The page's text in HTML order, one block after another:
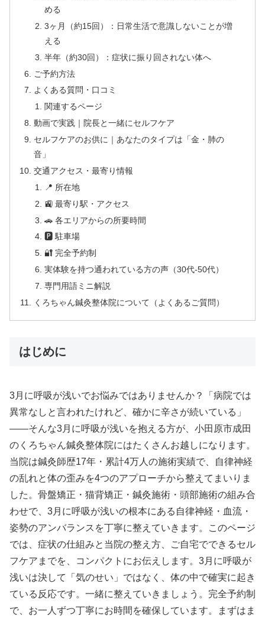
める
3ヶ月（約15回）：日常生活で意識しないことが増
える
半年（約30回）：症状に振り回されない体へ
ご予約方法
よくある質問・口コミ
関連するページ
動画で実践｜院長と一緒にセルフケア
セルフケアのお供に｜あなたのタイプは「金・肺の
音」
交通アクセス・最寄り情報
📍 所在地
🚉 最寄り駅・アクセス
🚗 各エリアからの所要時間
🅿 駐車場
🔐 完全予約制
実体験を持つ通われている方の声（30代-50代）
専門用語ミニ解説
くろちゃん鍼灸整体院について（よくあるご質問）
はじめに
3月に呼吸が浅いでお悩みではありませんか？「病院では
異常なしと言われたけれど、確かに辛さが続いている」
——そんな3月に呼吸が浅いを抱える方が、小田原市成田
のくろちゃん鍼灸整体院にはたくさんお越しになります。
当院は鍼灸師歴17年・累計4万人の施術実績で、自律神経
の乱れと体の歪みを4つのアプローチから整えてまいりま
した。骨盤矯正・猫背矯正・鍼灸施術・頭部施術の組み合
わせで、3月に呼吸が浅いの根本にある自律神経・血流・
姿勢のアンバランスを丁寧に整えていきます。このページ
では、症状の仕組みと当院の整え方、ご自宅でできるセル
フケアまでを、コンパクトにお伝えします。3月に呼吸が
浅いは決して「気のせい」ではなく、体の中で確実に起き
ている反応です。一緒に整えていきましょう。完全予約制
で、お一人ずつ丁寧にお時間を確保しています。まずはま